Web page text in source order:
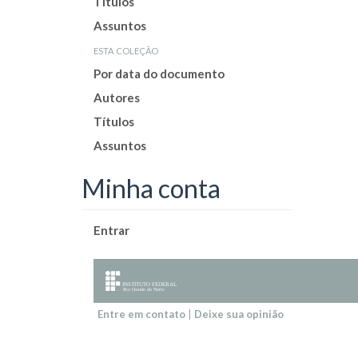
Assuntos
esta coleção
Por data do documento
Autores
Títulos
Assuntos
Minha conta
Entrar
Entre em contato Deixe sua opinião